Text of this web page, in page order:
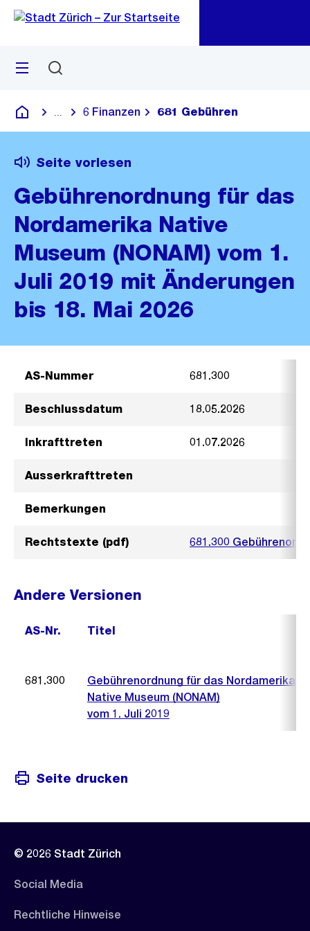
Navigation
Sprunglink
Menü
Deutsch
Blende alle Breadcrumbs ein
6 Finanzen 681 Gebühren
Seite vorlesen
Gebührenordnung für das
Nordamerika Native
Museum (NONAM) vom 1.
Juli 2019 mit Änderungen
bis 18. Mai 2026
AS-Nummer 681.300
Beschlussdatum 18.05.2026
Inkrafttreten 01.07.2026
Ausserkrafttreten
Bemerkungen
Rechtstexte (pdf) 681.300
Andere Versionen
AS-Nr. Titel
681.300
Gebührenordnung für das Nordamerika
Native Museum (NONAM)
vom 1. Juli 2019
Seite drucken
© 2026 Stadt Zürich
Social Media
Rechtliche Hinweise